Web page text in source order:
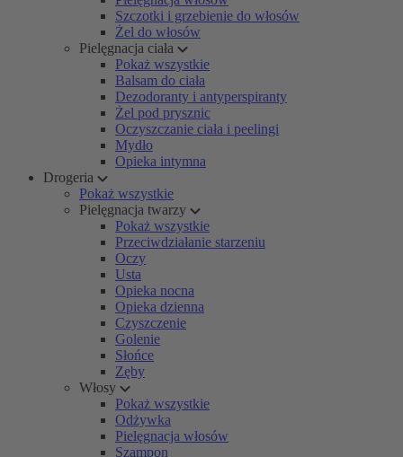
Szczotki i grzebienie do włosów
Żel do włosów
Pielęgnacja ciała
Pokaż wszystkie
Balsam do ciała
Dezodoranty i antyperspiranty
Żel pod prysznic
Oczyszczanie ciała i peelingi
Mydło
Opieka intymna
Drogeria
Pokaż wszystkie
Pielęgnacja twarzy
Pokaż wszystkie
Przeciwdziałanie starzeniu
Oczy
Usta
Opieka nocna
Opieka dzienna
Czyszczenie
Golenie
Słońce
Zęby
Włosy
Pokaż wszystkie
Odżywka
Pielęgnacja włosów
Szampon